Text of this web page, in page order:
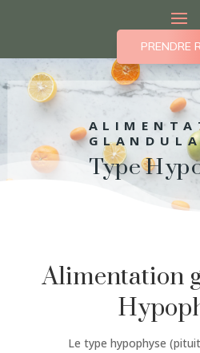
PRENDRE
Type
Alimentation
Le type hypophyse